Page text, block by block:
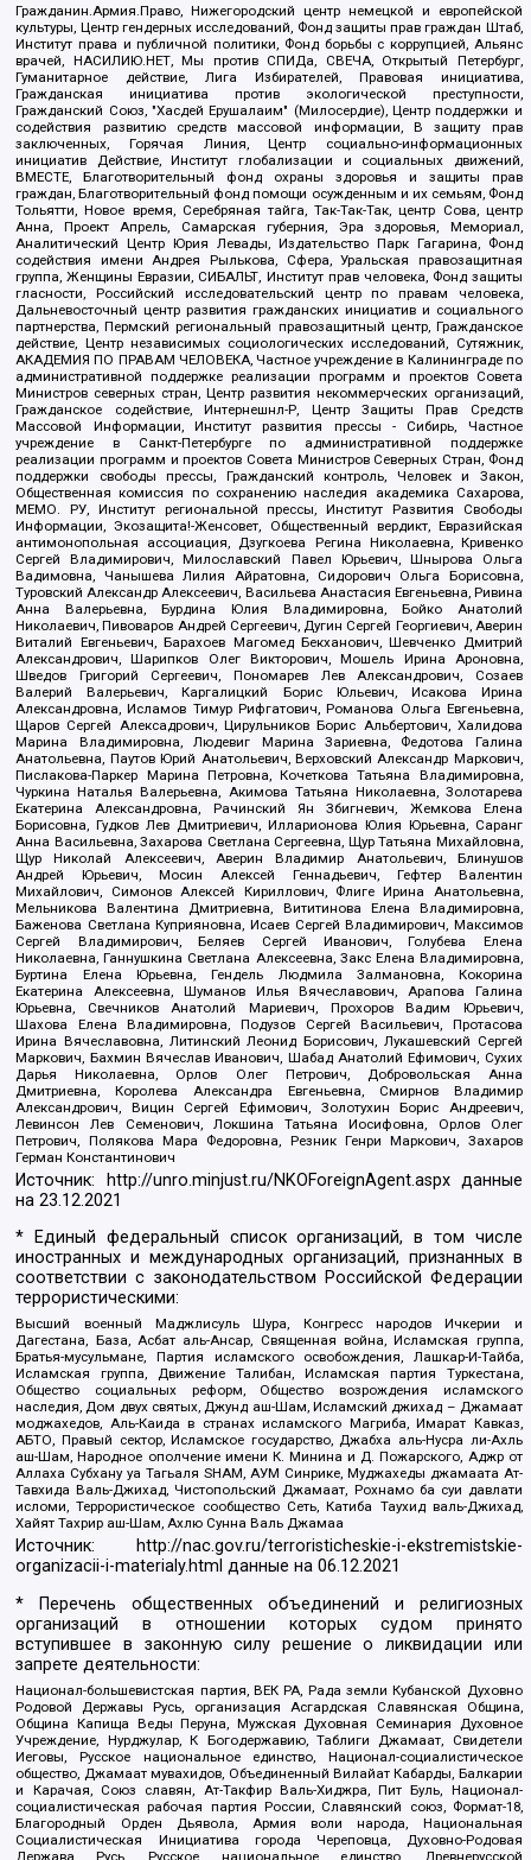
Гражданин.Армия.Право, Нижегородский центр немецкой и европейской
культуры, Центр гендерных исследований, Фонд защиты прав граждан Штаб,
Институт права и публичной политики, Фонд борьбы с коррупцией, Альянс
врачей, НАСИЛИЮ.НЕТ, Мы против СПИДа, СВЕЧА, Открытый Петербург,
Гуманитарное действие, Лига Избирателей, Правовая инициатива,
Гражданская инициатива против экологической преступности,
Гражданский Союз, "Хасдей Ерушалаим" (Милосердие), Центр поддержки и
содействия развитию средств массовой информации, В защиту прав
заключенных, Горячая Линия, Центр социально-информационных
инициатив Действие, Институт глобализации и социальных движений,
ВМЕСТЕ, Благотворительный фонд охраны здоровья и защиты прав
граждан, Благотворительный фонд помощи осужденным и их семьям, Фонд
Тольятти, Новое время, Серебряная тайга, Так-Так-Так, центр Сова, центр
Анна, Проект Апрель, Самарская губерния, Эра здоровья, Мемориал,
Аналитический Центр Юрия Левады, Издательство Парк Гагарина, Фонд
содействия имени Андрея Рылькова, Сфера, Уральская правозащитная
группа, Женщины Евразии, СИБАЛЬТ, Институт прав человека, Фонд защиты
гласности, Российский исследовательский центр по правам человека,
Дальневосточный центр развития гражданских инициатив и социального
партнерства, Пермский региональный правозащитный центр, Гражданское
действие, Центр независимых социологических исследований, Сутяжник,
АКАДЕМИЯ ПО ПРАВАМ ЧЕЛОВЕКА, Частное учреждение в Калининграде по
административной поддержке реализации программ и проектов Совета
Министров северных стран, Центр развития некоммерческих организаций,
Гражданское содействие, Интернешнл-Р, Центр Защиты Прав Средств
Массовой Информации, Институт развития прессы - Сибирь, Частное
учреждение в Санкт-Петербурге по административной поддержке
реализации программ и проектов Совета Министров Северных Стран, Фонд
поддержки свободы прессы, Гражданский контроль, Человек и Закон,
Общественная комиссия по сохранению наследия академика Сахарова,
МЕМО. РУ, Институт региональной прессы, Институт Развития Свободы
Информации, Экозащита!-Женсовет, Общественный вердикт, Евразийская
антимонопольная ассоциация, Дзугкоева Регина Николаевна, Кривенко
Сергей Владимирович, Милославский Павел Юрьевич, Шнырова Ольга
Вадимовна, Чанышева Лилия Айратовна, Сидорович Ольга Борисовна,
Туровский Александр Алексеевич, Васильева Анастасия Евгеньевна, Ривина
Анна Валерьевна, Бурдина Юлия Владимировна, Бойко Анатолий
Николаевич, Пивоваров Андрей Сергеевич, Дугин Сергей Георгиевич, Аверин
Виталий Евгеньевич, Барахоев Магомед Бекханович, Шевченко Дмитрий
Александрович, Шарипков Олег Викторович, Мошель Ирина Ароновна,
Шведов Григорий Сергеевич, Пономарев Лев Александрович, Созаев
Валерий Валерьевич, Каргалицкий Борис Юльевич, Исакова Ирина
Александровна, Исламов Тимур Рифгатович, Романова Ольга Евгеньевна,
Щаров Сергей Алексадрович, Цирульников Борис Альбертович, Халидова
Марина Владимировна, Людевиг Марина Зариевна, Федотова Галина
Анатольевна, Паутов Юрий Анатольевич, Верховский Александр Маркович,
Пислакова-Паркер Марина Петровна, Кочеткова Татьяна Владимировна,
Чуркина Наталья Валерьевна, Акимова Татьяна Николаевна, Золотарева
Екатерина Александровна, Рачинский Ян Збигневич, Жемкова Елена
Борисовна, Гудков Лев Дмитриевич, Илларионова Юлия Юрьевна, Саранг
Анна Васильевна, Захарова Светлана Сергеевна, Щур Татьяна Михайловна,
Щур Николай Алексеевич, Аверин Владимир Анатольевич, Блинушов
Андрей Юрьевич, Мосин Алексей Геннадьевич, Гефтер Валентин
Михайлович, Симонов Алексей Кириллович, Флиге Ирина Анатольевна,
Мельникова Валентина Дмитриевна, Вититинова Елена Владимировна,
Баженова Светлана Куприяновна, Исаев Сергей Владимирович, Максимов
Сергей Владимирович, Беляев Сергей Иванович, Голубева Елена
Николаевна, Ганнушкина Светлана Алексеевна, Закс Елена Владимировна,
Буртина Елена Юрьевна, Гендель Людмила Залмановна, Кокорина
Екатерина Алексеевна, Шуманов Илья Вячеславович, Арапова Галина
Юрьевна, Свечников Анатолий Мариевич, Прохоров Вадим Юрьевич,
Шахова Елена Владимировна, Подузов Сергей Васильевич, Протасова
Ирина Вячеславовна, Литинский Леонид Борисович, Лукашевский Сергей
Маркович, Бахмин Вячеслав Иванович, Шабад Анатолий Ефимович, Сухих
Дарья Николаевна, Орлов Олег Петрович, Добровольская Анна
Дмитриевна, Королева Александра Евгеньевна, Смирнов Владимир
Александрович, Вицин Сергей Ефимович, Золотухин Борис Андреевич,
Левинсон Лев Семенович, Локшина Татьяна Иосифовна, Орлов Олег
Петрович, Полякова Мара Федоровна, Резник Генри Маркович, Захаров
Герман Константинович
Источник: http://unro.minjust.ru/NKOForeignAgent.aspxданные
на23.12.2021
* Единый федеральный список организаций, в том числе
иностранных и международных организаций, признанных в
соответствии с законодательством Российской Федерации
террористическими:
Высший военный Маджлисуль Шура, Конгресс народов Ичкерии и
Дагестана, База, Асбат аль-Ансар, Священная война, Исламская группа,
Братья-мусульмане, Партия исламского освобождения, Лашкар-И-Тайба,
Исламская группа, Движение Талибан, Исламская партия Туркестана,
Общество социальных реформ, Общество возрождения исламского
наследия, Дом двух святых, Джунд аш-Шам, Исламский джихад – Джамаат
моджахедов, Аль-Каида в странах исламского Магриба, Имарат Кавказ,
АБТО, Правый сектор, Исламское государство, Джабха аль-Нусра ли-Ахль
аш-Шам, Народное ополчение имени К. Минина и Д. Пожарского, Аджр от
Аллаха Субхану уа Тагьаля SHAM, АУМ Синрике, Муджахеды джамаата Ат-
Тавхида Валь-Джихад, Чистопольский Джамаат, Рохнамо ба суи давлати
исломи, Террористическое сообщество Сеть, Катиба Таухид валь-Джихад,
Хайят Тахрир аш-Шам, Ахлю Сунна Валь Джамаа
Источник: http://nac.gov.ru/terroristicheskie-i-ekstremistskie-
organizacii-i-materialy.html данные на06.12.2021
* Перечень общественных объединений и религиозных
организаций в отношении которых судом принято
вступившее в законную силу решение о ликвидации или
запрете деятельности:
Национал-большевистская партия, ВЕК РА, Рада земли Кубанской Духовно
Родовой Державы Русь, организация Асгардская Славянская Община,
Община Капища Веды Перуна, Мужская Духовная Семинария Духовное
Учреждение, Нурджулар, К Богодержавию, Таблиги Джамаат, Свидетели
Иеговы, Русское национальное единство, Национал-социалистическое
общество, Джамаат мувахидов, Объединенный Вилайат Кабарды, Балкарии
и Карачая, Союз славян, Ат-Такфир Валь-Хиджра, Пит Буль, Национал-
социалистическая рабочая партия России, Славянский союз, Формат-18,
Благородный Орден Дьявола, Армия воли народа, Национальная
Социалистическая Инициатива города Череповца, Духовно-Родовая
Держава Русь, Русское национальное единство, Древнерусской